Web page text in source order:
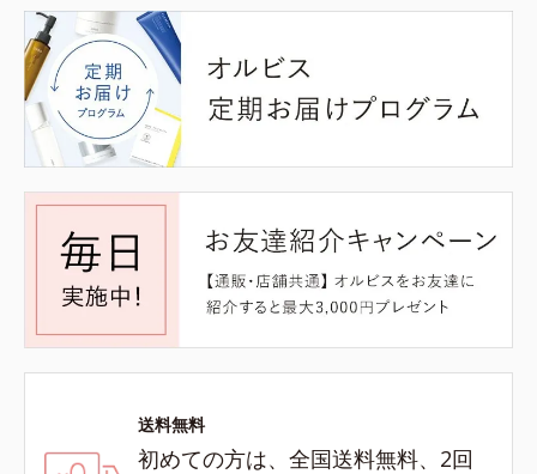
送料無料
初めての方は、全国送料無料、2回